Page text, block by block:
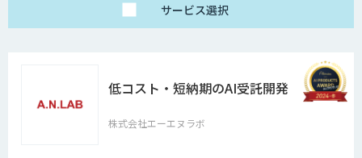
サービス選択
低コスト・短納期のAI受託開発
株式会社エーエヌラボ